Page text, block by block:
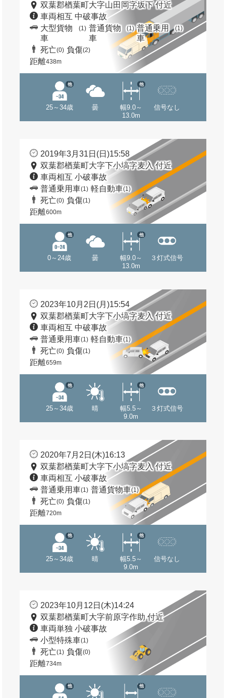
双葉郡楢葉町大字山田岡字坂下 付近
車両相互 中破事故
大型貨物
車
(1) 普通貨物
車
(1) 普通乗用
車
(1)
死亡(0) 負傷(2)
距離438m
25～34歳
他
曇
幅9.0～
13.0m
他
信号なし
2019年3月31日(日)15:58
双葉郡楢葉町大字下小塙字麦入 付近
車両相互 小破事故
普通乗用車(1) 軽自動車(1)
死亡(0) 負傷(1)
距離600m
0～24歳
他
曇
幅9.0～
13.0m
他
３灯式信号
2023年10月2日(月)15:54
双葉郡楢葉町大字下小塙字麦入 付近
車両相互 中破事故
普通乗用車(1) 軽自動車(1)
死亡(0) 負傷(1)
距離659m
25～34歳
他
晴
幅5.5～
9.0m
他
３灯式信号
2020年7月2日(木)16:13
双葉郡楢葉町大字下小塙字麦入 付近
車両相互 小破事故
普通乗用車(1) 普通貨物車(1)
死亡(0) 負傷(1)
距離720m
25～34歳
他
晴
幅5.5～
9.0m
他
信号なし
2023年10月12日(木)14:24
双葉郡楢葉町大字前原字作助 付近
車両単独 小破事故
小型特殊車(1)
死亡(1) 負傷(0)
距離734m
他 他